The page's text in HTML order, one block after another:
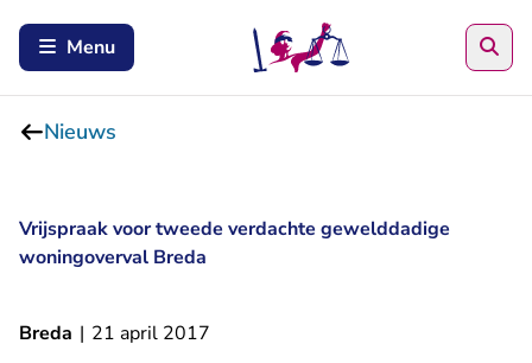
Menu
Nieuws
Vrijspraak voor tweede verdachte gewelddadige
woningoverval Breda
Breda | 21 april 2017